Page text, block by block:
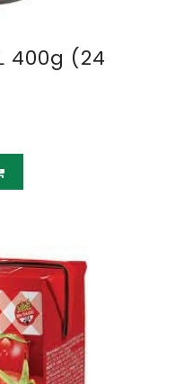
400g (24